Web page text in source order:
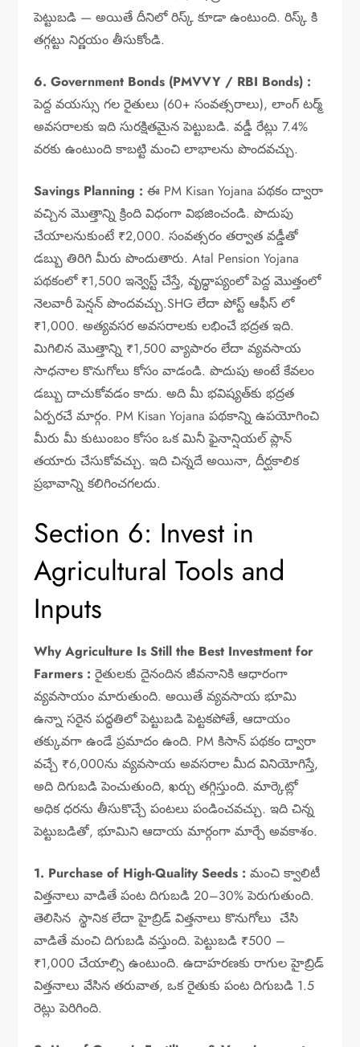
పెట్టుబడి — అయితే దీనిలో రిస్క్ కూడా ఉంటుంది. రిస్క్ కి
తగ్గట్టు నిర్ణయం తీసుకోండి.
6. Government Bonds (PMVVY / RBI Bonds) :
పెద్ద వయస్సు గల రైతులు (60+ సంవత్సరాలు), లాంగ్ టర్మ్
అవసరాలకు ఇది సురక్షితమైన పెట్టుబడి. వడ్డీ రేట్లు 7.4%
వరకు ఉంటుంది కాబట్టి మంచి లాభాలను పొందవచ్చు.
Savings Planning : ఈ PM Kisan Yojana పథకం ద్వారా
వచ్చిన మొత్తాన్ని క్రింది విధంగా విభజించండి. పొదుపు
చేయాలనుకుంటే ₹2,000. సంవత్సరం తర్వాత వడ్డీతో
డబ్బు తిరిగి మీరు పొందుతారు. Atal Pension Yojana
పథకంలో ₹1,500 ఇన్వెస్ట్ చేస్తే, వృద్ధాప్యంలో పెద్ద మొత్తంలో
నెలవారీ పెన్షన్ పొందవచ్చు.SHG లేదా పోస్ట్ ఆఫీస్ లో
₹1,000. అత్యవసర అవసరాలకు లభించే భద్రత ఇది.
మిగిలిన మొత్తాన్ని ₹1,500 వ్యాపారం లేదా వ్యవసాయ
సాధనాల కొనుగోలు కోసం వాడండి. పొదుపు అంటే కేవలం
డబ్బు దాచుకోవడం కాదు. అది మీ భవిష్యత్‌కు భద్రత
ఏర్పరచే మార్గం. PM Kisan Yojana పథకాన్ని ఉపయోగించి
మీరు మీ కుటుంబం కోసం ఒక మినీ ఫైనాన్షియల్ ప్లాన్
తయారు చేసుకోవచ్చు. ఇది చిన్నదే అయినా, దీర్ఘకాలిక
ప్రభావాన్ని కలిగించగలదు.
Section 6: Invest in
Agricultural Tools and
Inputs
Why Agriculture Is Still the Best Investment for
Farmers : రైతులకు దైనందిన జీవనానికి ఆధారంగా
వ్యవసాయం మారుతుంది. అయితే వ్యవసాయ భూమి
ఉన్నా సరైన పద్ధతిలో పెట్టుబడి పెట్టకపోతే, ఆదాయం
తక్కువగా ఉండే ప్రమాదం ఉంది. PM కిసాన్ పథకం ద్వారా
వచ్చే ₹6,000ను వ్యవసాయ అవసరాల మీద వినియోగిస్తే,
అది దిగుబడి పెంచుతుంది, ఖర్చు తగ్గిస్తుంది. మార్కెట్లో
అధిక ధరను తీసుకొచ్చే పంటలు పండించవచ్చు. ఇది చిన్న
పెట్టుబడితో, భూమిని ఆదాయ మార్గంగా మార్చే అవకాశం.
1. Purchase of High-Quality Seeds : మంచి క్వాలిటీ
విత్తనాలు వాడితే పంట దిగుబడి 20–30% పెరుగుతుంది.
తెలిసిన స్థానిక లేదా హైబ్రిడ్ విత్తనాలు కొనుగోలు చేసి
వాడితే మంచి దిగుబడి వస్తుంది. పెట్టుబడి ₹500 –
₹1,000 చేయాల్సి ఉంటుంది. ఉదాహరణకు రాగుల హైబ్రిడ్
విత్తనాలు వేసిన తరువాత, ఒక రైతుకు పంట దిగుబడి 1.5
రెట్లు పెరిగింది.